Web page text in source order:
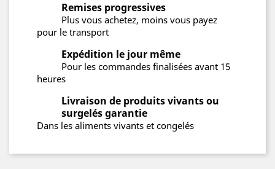
Remises progressives
Plus vous achetez, moins vous payez
pour le transport
Expédition le jour même
Pour les commandes finalisées avant 15
heures
Livraison de produits vivants ou
surgelés garantie
Dans les aliments vivants et congelés